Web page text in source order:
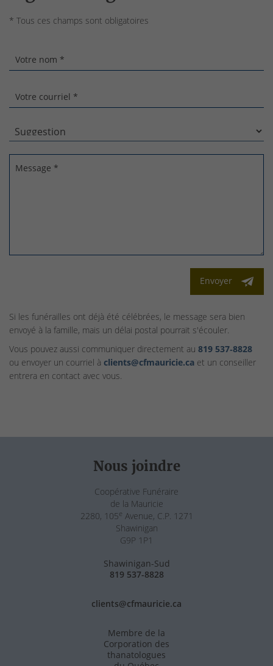
* Tous ces champs sont obligatoires
Votre nom *
Votre courriel *
Message *
Envoyer
Si les funérailles ont déjà été célébrées, le message sera bien
envoyé à la famille, mais un délai postal pourrait s'écouler.
Vous pouvez aussi communiquer directement au 819 537‑8828
ou envoyer un courriel à clients@cfmauricie.ca et un conseiller
entrera en contact avec vous.
Nous joindre
Coopérative Funéraire
de la Mauricie
2280, 105e Avenue, C.P. 1271
Shawinigan
G9P 1P1
Shawinigan-Sud
819 537-8828
clients@cfmauricie.ca
Membre de la
Corporation des
thanatologues